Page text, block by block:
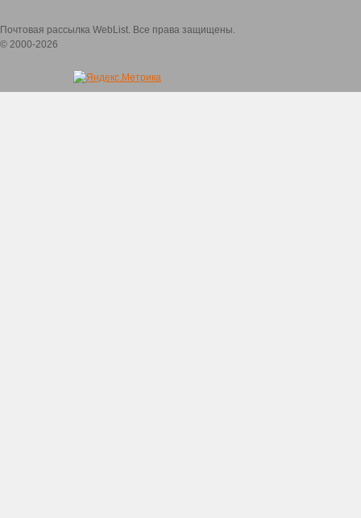
Почтовая рассылка WebList. Все права защищены.
© 2000-2026